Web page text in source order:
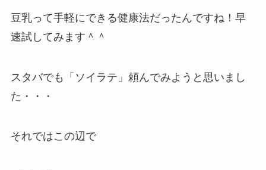
豆乳って手軽にできる健康法だったんですね！早
速試してみます＾＾
スタバでも「ソイラテ」頼んでみようと思いまし
た・・・
それではこの辺で